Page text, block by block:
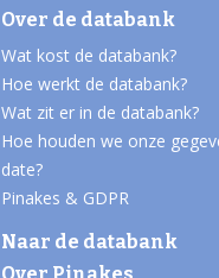
Over de databank
Wat kost de databank?
Hoe werkt de databank?
Wat zit er in de databank?
Hoe houden we onze
date?
Pinakes & GDPR
Naar de databank
Over Pinakes